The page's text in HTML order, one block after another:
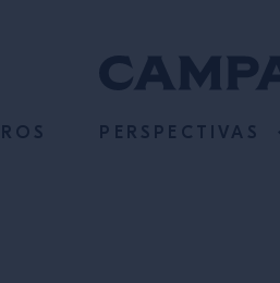
PERSPECTIVAS